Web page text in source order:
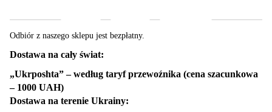
Odbiór z naszego sklepu jest bezpłatny.
Dostawa na cały świat:
„Ukrposhta” – według taryf przewoźnika (cena szacunkowa
– 1000 UAH)
Dostawa na terenie Ukrainy: